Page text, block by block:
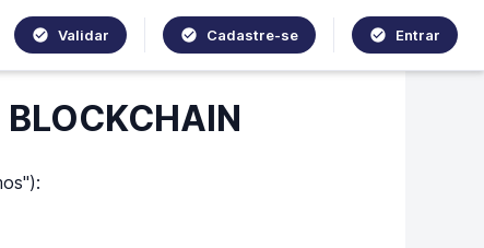
Validar Cadastre-se Entrar
BLOCKCHAIN